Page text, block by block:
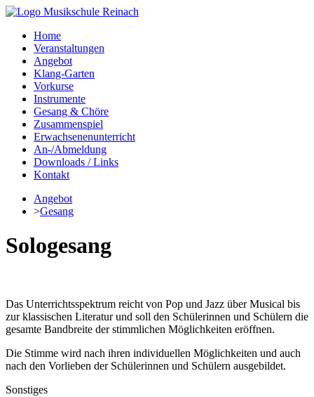
Home
Veranstaltungen
Angebot
Klang-Garten
Vorkurse
Instrumente
Gesang & Chöre
Zusammenspiel
Erwachsenenunterricht
An-/Abmeldung
Downloads / Links
Kontakt
Angebot
>Gesang
Sologesang
Das Unterrichtsspektrum reicht von Pop und Jazz über Musical bis
zur klassischen Literatur und soll den Schülerinnen und Schülern die
gesamte Bandbreite der stimmlichen Möglichkeiten eröffnen.
Die Stimme wird nach ihren individuellen Möglichkeiten und auch
nach den Vorlieben der Schülerinnen und Schülern ausgebildet.
Sonstiges